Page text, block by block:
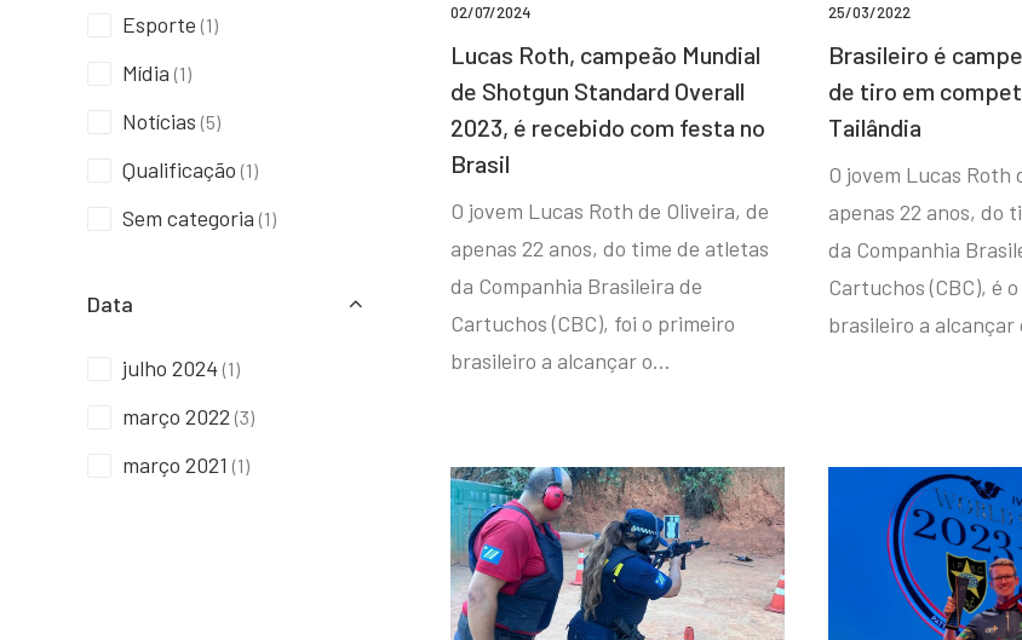
Esporte (1)
Mídia (1)
Notícias (5)
Qualificação (1)
Sem categoria (1)
Data
julho 2024 (1)
março 2022 (3)
março 2021 (1)
02/07/2024
Lucas Roth, campeão Mundial
de Shotgun Standard Overall
2023, é recebido com festa no
Brasil
O jovem Lucas Roth de Oliveira, de
apenas 22 anos, do time de atletas
da Companhia Brasileira de
Cartuchos (CBC), foi o primeiro
brasileiro a alcançar o…
25/03/2022
Brasileiro é
de tiro em
Tailândia
O jovem Lucas Roth
apenas 22 anos, do
da Companhia
Cartuchos (CBC), é
brasileiro a alcançar